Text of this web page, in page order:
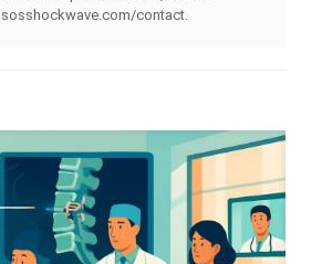
sosshockwave.com/contact.